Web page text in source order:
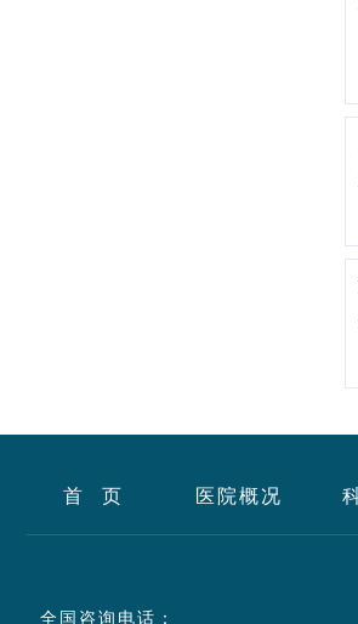
首 页 医院概况
全国咨询电话：